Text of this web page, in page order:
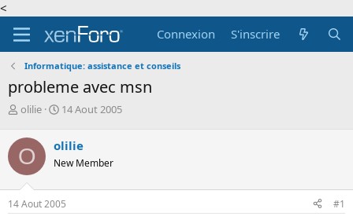
<
Connexion
S'inscrire
Informatique: assistance et conseils
probleme avec msn
A
t
e
u
r
d
e
olilie
D
e
d
d
é
14 Aout 2005
O olilie
New Member
14 Aout 2005 #1